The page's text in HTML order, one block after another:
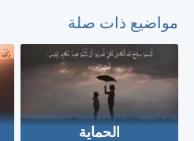
مواضيع ذات صلة
الحماية